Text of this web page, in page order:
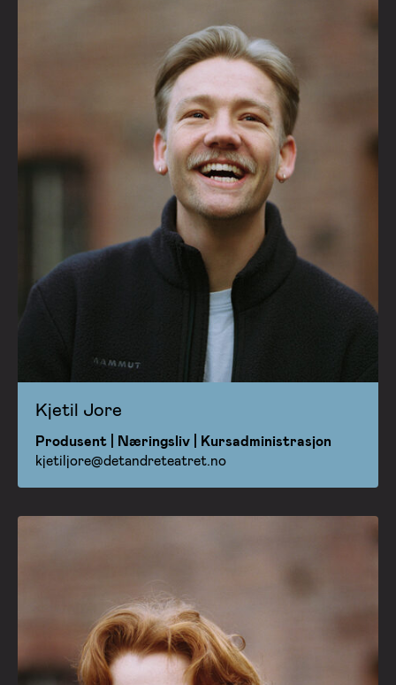
Kjetil Jore
Produsent | Næringsliv | Kursadministrasjon
kjetiljore@detandreteatret.no